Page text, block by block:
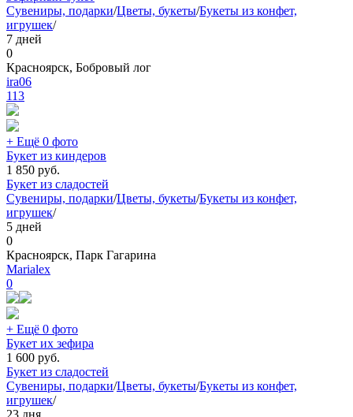
Сувениры, подарки/Цветы, букеты/Букеты из конфет,
игрушек/
7 дней
0
Красноярск, Бобровый лог
ira06
113
+ Ещё 0 фото
Букет из киндеров
1 850 руб.
Букет из сладостей
Сувениры, подарки/Цветы, букеты/Букеты из конфет,
игрушек/
5 дней
0
Красноярск, Парк Гагарина
Marialex
0
+ Ещё 0 фото
Букет их зефира
1 600 руб.
Букет из сладостей
Сувениры, подарки/Цветы, букеты/Букеты из конфет,
игрушек/